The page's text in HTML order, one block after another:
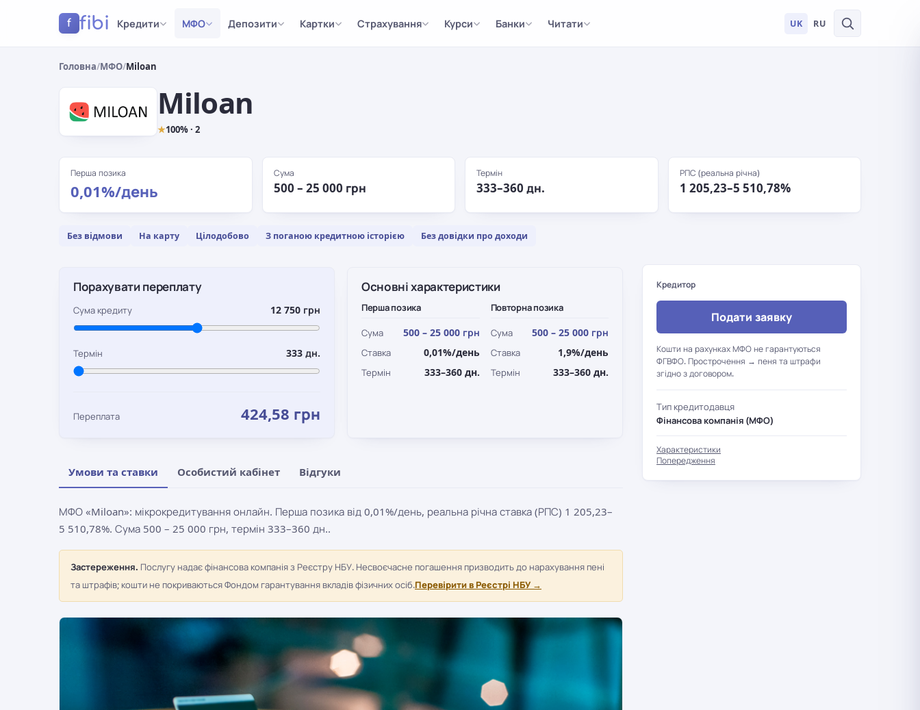
f fibi Кредити МФО Депозити Картки Страхування Курси Банки Читати UK RU
Головна/МФО/Miloan
Miloan
★100% · 2
Перша позика
0,01%/день
Сума
500 – 25 000 грн
Термін
333–360 дн.
РПС (реальна річна)
1 205,23–5 510,78%
Без відмови На карту Цілодобово З поганою кредитною історією Без довідки про доходи
Порахувати переплату
Сума кредиту 12 750 грн
Термін 333 дн.
Переплата 424,58 грн
Основні характеристики
Перша позика
Сума 500 – 25 000 грн
Ставка 0,01%/день
Термін 333–360 дн.
Повторна позика
Сума 500 – 25 000 грн
Ставка 1,9%/день
Термін 333–360 дн.
Умови та ставки Особистий кабінет Відгуки
МФО «Miloan»: мікрокредитування онлайн. Перша позика від 0,01%/день, реальна річна ставка (РПС) 1 205,23–
5 510,78%. Сума 500 – 25 000 грн, термін 333–360 дн..
Застереження. Послугу надає фінансова компанія з Реєстру НБУ. Несвоєчасне погашення призводить до нарахування пені
та штрафів; кошти не покриваються Фондом гарантування вкладів фізичних осіб.Перевірити в Реєстрі НБУ →
Кредитор
Подати заявку
Кошти на рахунках МФО не гарантуються
ФГВФО. Прострочення → пеня та штрафи
згідно з договором.
Тип кредитодавця
Фінансова компанія (МФО)
Характеристики
Попередження